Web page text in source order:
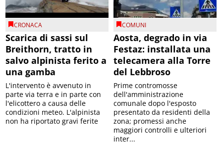
CRONACA
Scarica di sassi sul
Breithorn, tratto in
salvo alpinista ferito a
una gamba
L'intervento è avvenuto in
parte via terra e in parte con
l'elicottero a causa delle
condizioni meteo. L'alpinista
non ha riportato gravi ferite
COMUNI
Aosta, degrado in via
Festaz: installata una
telecamera alla Torre
del Lebbroso
Prime contromosse
dell'amministrazione
comunale dopo l'esposto
presentato da residenti della
zona; promessi anche
maggiori controlli e ulteriori
inter...